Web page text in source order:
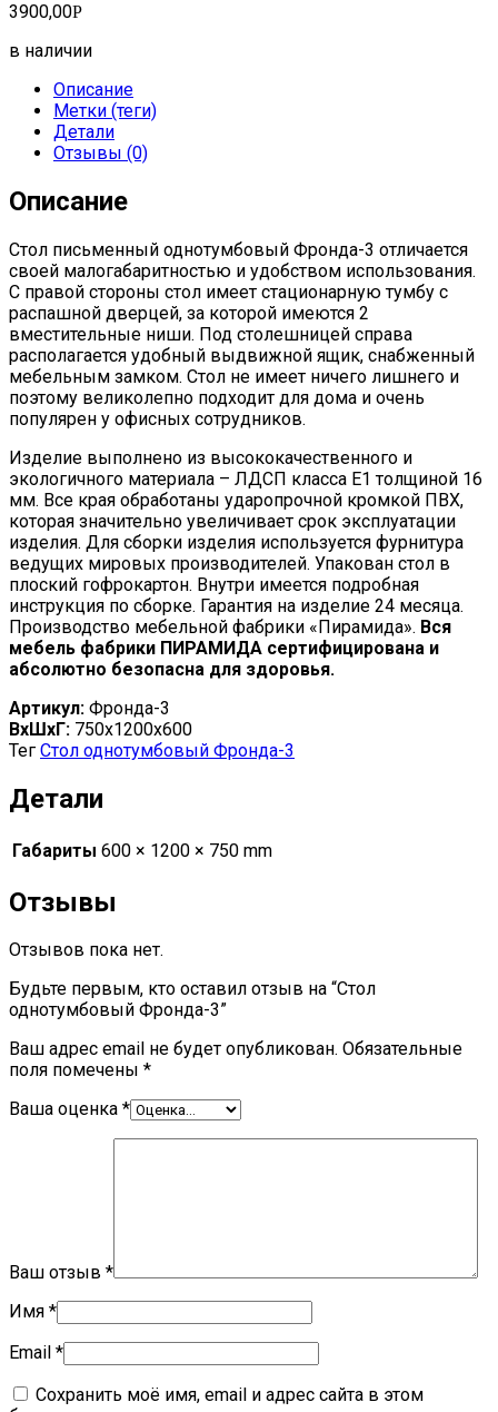
3900,00Р
в наличии
Описание
Метки (теги)
Детали
Отзывы (0)
Описание
Стол письменный однотумбовый Фронда-3 отличается
своей малогабаритностью и удобством использования.
С правой стороны стол имеет стационарную тумбу с
распашной дверцей, за которой имеются 2
вместительные ниши. Под столешницей справа
располагается удобный выдвижной ящик, снабженный
мебельным замком. Стол не имеет ничего лишнего и
поэтому великолепно подходит для дома и очень
популярен у офисных сотрудников.
Изделие выполнено из высококачественного и
экологичного материала – ЛДСП класса Е1 толщиной 16
мм. Все края обработаны ударопрочной кромкой ПВХ,
которая значительно увеличивает срок эксплуатации
изделия. Для сборки изделия используется фурнитура
ведущих мировых производителей. Упакован стол в
плоский гофрокартон. Внутри имеется подробная
инструкция по сборке. Гарантия на изделие 24 месяца.
Производство мебельной фабрики «Пирамида». Вся
мебель фабрики ПИРАМИДА сертифицирована и
абсолютно безопасна для здоровья.
Артикул: Фронда-3
ВхШхГ: 750х1200х600
Тег Стол однотумбовый Фронда-3
Детали
Габариты 600 × 1200 × 750 mm
Отзывы
Отзывов пока нет.
Будьте первым, кто оставил отзыв на “Стол
однотумбовый Фронда-3”
Ваш адрес email не будет опубликован. Обязательные
поля помечены *
Ваша оценка *
Ваш отзыв *
Имя *
Email *
Сохранить моё имя, email и адрес сайта в этом